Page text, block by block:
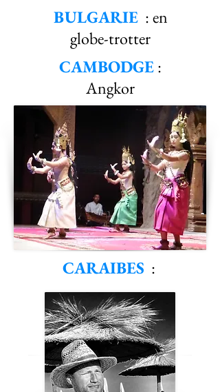
BULGARIE: en
globe-trotter
CAMBODGE:
Angkor
CARAIBES :